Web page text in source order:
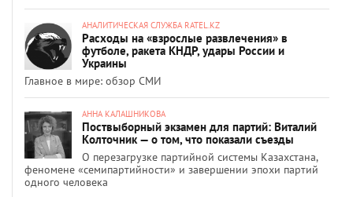
АНАЛИТИЧЕСКАЯ СЛУЖБА RATEL.KZ
Расходы на «взрослые развлечения» в
футболе, ракета КНДР, удары России и
Украины
Главное в мире: обзор СМИ
АННА КАЛАШНИКОВА
Поствыборный экзамен для партий: Виталий
Колточник — о том, что показали съезды
О перезагрузке партийной системы Казахстана,
феномене «семипартийности» и завершении эпохи партий
одного человека